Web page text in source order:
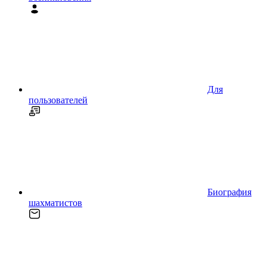
Для
пользователей
Биография
шахматистов